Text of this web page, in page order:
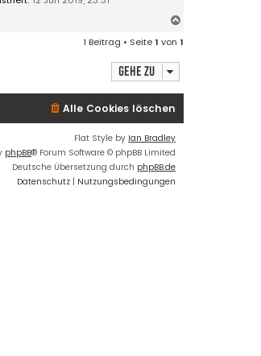
b
n
1 Beitrag • Seite1 von 1
Gehe zu
Alle Cookies löschen
Flat Style by Ian Bradley
phpBB® Forum Software © phpBB Limited
Deutsche Übersetzung durch phpBB.de
Datenschutz | Nutzungsbedingungen